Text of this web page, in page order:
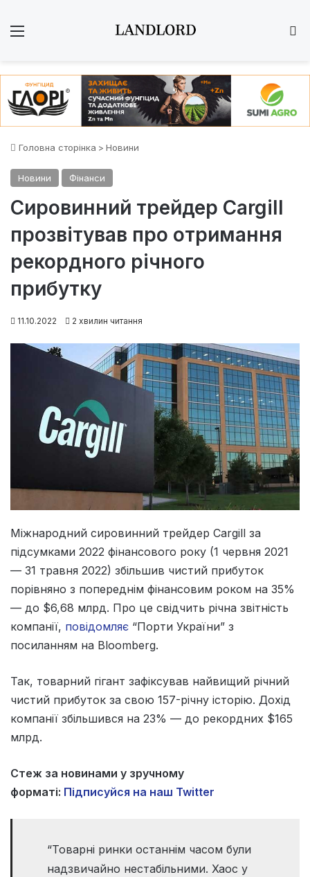
Головна сторінка > Новини
Новини Фінанси
Сировинний трейдер Cargill
прозвітував про отримання
рекордного річного
прибутку
11.10.2022 2 хвилин читання
Міжнародний сировинний трейдер Cargill за
підсумками 2022 фінансового року (1 червня 2021
— 31 травня 2022) збільшив чистий прибуток
порівняно з попереднім фінансовим роком на 35%
— до $6,68 млрд. Про це свідчить річна звітність
компанії, повідомляє “Порти України” з
посиланням на Bloomberg.
Так, товарний гігант зафіксував найвищий річний
чистий прибуток за свою 157-річну історію. Дохід
компанії збільшився на 23% — до рекордних $165
млрд.
Стеж за новинами у зручному
форматі: Підписуйся на наш Twitter
“Товарні ринки останнім часом були
надзвичайно нестабільними. Хаос у